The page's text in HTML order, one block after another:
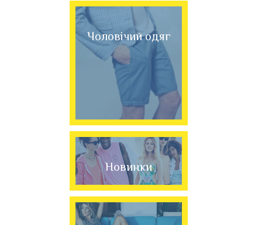
Чоловічий одяг
Новинки